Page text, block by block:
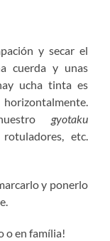
y secar el
cuerda y unas
ucha tinta es
gyotaku
etc.
y ponerlo
o en família!